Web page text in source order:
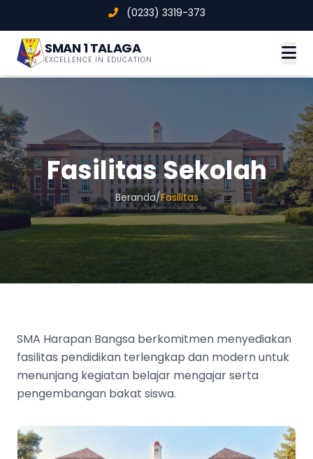
(0233) 3319-373
SMAN 1 TALAGA
EXCELLENCE IN EDUCATION
Fasilitas Sekolah
Beranda/Fasilitas
SMA Harapan Bangsa berkomitmen menyediakan
fasilitas pendidikan terlengkap dan modern untuk
menunjang kegiatan belajar mengajar serta
pengembangan bakat siswa.